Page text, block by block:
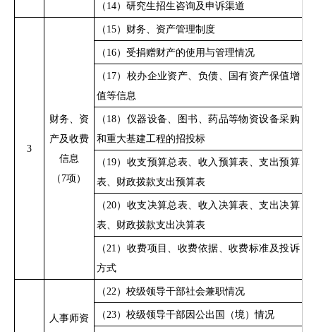
（ 14）研究生招生咨询及申诉渠道
3
财务、资
产及收费
信息
（ 7项）
（ 15）财务、资产管理制度
（ 16）受捐赠财产的使用与管理情况
（ 17）校办企业资产、负债、国有资产保值增
值等信息
（ 18）仪器设备、图书、药品等物资设备采购
和重大基建工程的招投标
（ 19）收支预算总表、收入预算表、支出预算
表、财政拨款支出预算表
（20）收支决算总表、收入决算表、支出决算
表、财政拨款支出决算表
（21）收费项目、收费依据、收费标准及投诉
方式
人事师资
（22）校级领导干部社会兼职情况
（23）校级领导干部因公出国（境）情况